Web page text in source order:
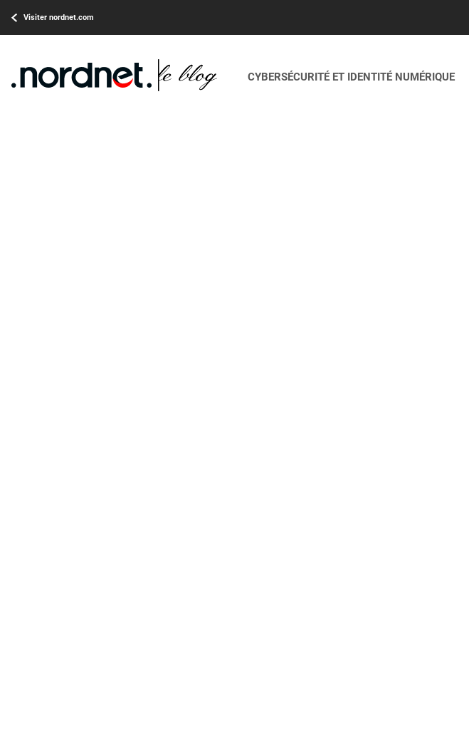
Visiter nordnet.com
CYBERSÉCURITÉ ET IDENTITÉ NUMÉRIQUE